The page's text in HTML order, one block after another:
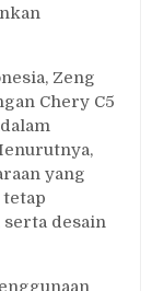
Zeng
Chery C5
yang
desain